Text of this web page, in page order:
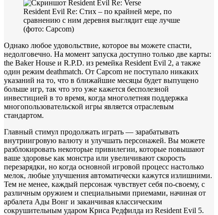
Resident Evil Re: Стих – по крайней мере, по
сравнению с ним деревня выглядит еще лучше
(фото: Capcom)
Однако любое удовольствие, которое вы можете спасти,
недолговечно. На момент запуска доступно только две карты:
the Baker House и R.P.D. из ремейка Resident Evil 2, а также
один режим deathmatch. От Capcom не поступало никаких
указаний на то, что в ближайшие месяцы будет выпущено
больше игр, так что это уже кажется бесполезной
инвестицией в то время, когда многолетняя поддержка
многопользовательской игры является отраслевым
стандартом.
Главный стимул продолжать играть — зарабатывать
внутриигровую валюту и улучшать персонажей. Вы можете
разблокировать некоторые привилегии, которые повышают
ваше здоровье как монстра или увеличивают скорость
перезарядки, но когда основной игровой процесс настолько
мелок, любые улучшения автоматически кажутся излишними.
Тем не менее, каждый персонаж чувствует себя по-своему, с
различным оружием и специальными приемами, начиная от
арбалета Ады Вонг и заканчивая классическим
сокрушительным ударом Криса Редфилда из Resident Evil 5.